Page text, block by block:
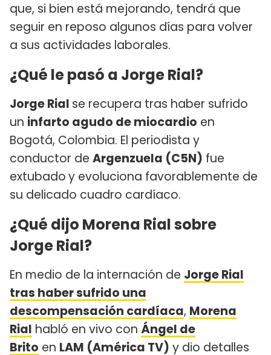
que, si bien está mejorando, tendrá que
seguir en reposo algunos días para volver
a sus actividades laborales.
¿Qué le pasó a Jorge Rial?
Jorge Rial se recupera tras haber sufrido
un infarto agudo de miocardio en
Bogotá, Colombia. El periodista y
conductor de Argenzuela (C5N) fue
extubadoy evoluciona favorablemente de
su delicado cuadro cardíaco.
¿Qué dijo Morena Rial sobre
Jorge Rial?
En medio de la internación de Jorge Rial
tras haber sufrido una
descompensación cardíaca, Morena
Rial habló en vivo con Ángel de
Brito en LAM (América TV) y dio detalles